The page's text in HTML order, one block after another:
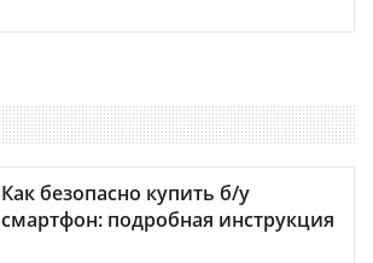
Как безопасно купить б/у
смартфон: подробная инструкция